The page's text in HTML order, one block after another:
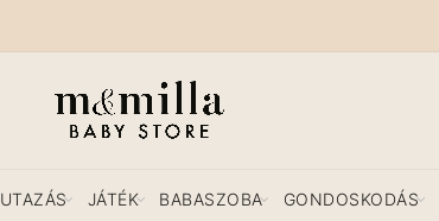
UTAZÁS JÁTÉK BABASZOBA GONDOSKODÁS